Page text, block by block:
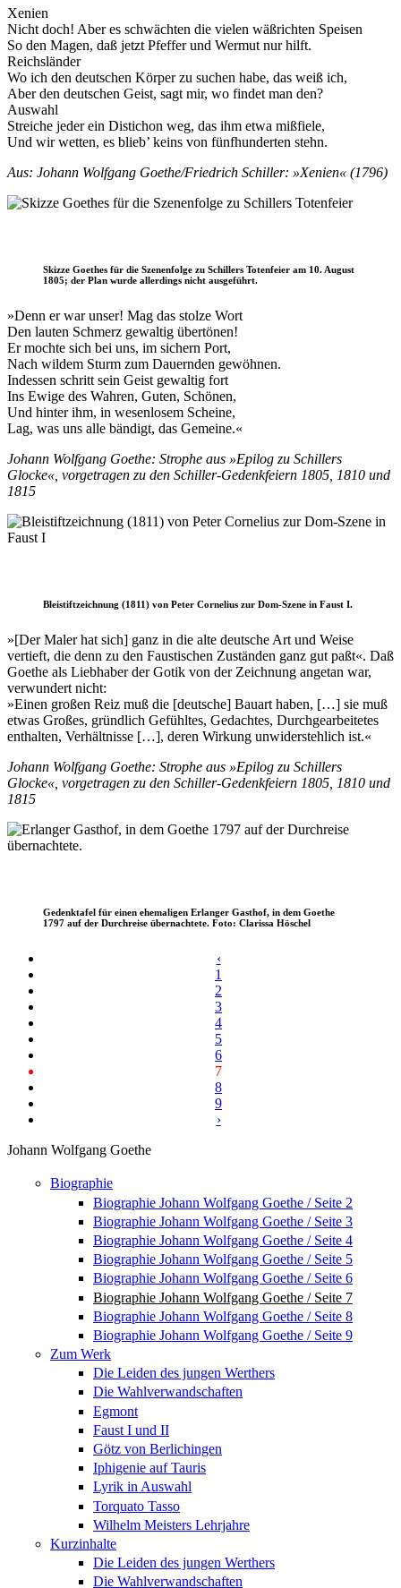
Xenien
Nicht doch! Aber es schwächten die vielen wäßrichten Speisen
So den Magen, daß jetzt Pfeffer und Wermut nur hilft.
Reichsländer
Wo ich den deutschen Körper zu suchen habe, das weiß ich,
Aber den deutschen Geist, sagt mir, wo findet man den?
Auswahl
Streiche jeder ein Distichon weg, das ihm etwa mißfiele,
Und wir wetten, es blieb’ keins von fünfhunderten stehn.
Aus: Johann Wolfgang Goethe/Friedrich Schiller: »Xenien« (1796)
Skizze Goethes für die Szenenfolge zu Schillers Totenfeier am 10. August
1805; der Plan wurde allerdings nicht ausgeführt.
»Denn er war unser! Mag das stolze Wort
Den lauten Schmerz gewaltig übertönen!
Er mochte sich bei uns, im sichern Port,
Nach wildem Sturm zum Dauernden gewöhnen.
Indessen schritt sein Geist gewaltig fort
Ins Ewige des Wahren, Guten, Schönen,
Und hinter ihm, in wesenlosem Scheine,
Lag, was uns alle bändigt, das Gemeine.«
Johann Wolfgang Goethe: Strophe aus »Epilog zu Schillers
Glocke«, vorgetragen zu den Schiller-Gedenkfeiern 1805, 1810 und
1815
Bleistiftzeichnung (1811) von Peter Cornelius zur Dom-Szene in Faust I.
»[Der Maler hat sich] ganz in die alte deutsche Art und Weise
vertieft, die denn zu den Faustischen Zuständen ganz gut paßt«. Daß
Goethe als Liebhaber der Gotik von der Zeichnung angetan war,
verwundert nicht:
»Einen großen Reiz muß die [deutsche] Bauart haben, […] sie muß
etwas Großes, gründlich Gefühltes, Gedachtes, Durchgearbeitetes
enthalten, Verhältnisse […], deren Wirkung unwiderstehlich ist.«
Johann Wolfgang Goethe: Strophe aus »Epilog zu Schillers
Glocke«, vorgetragen zu den Schiller-Gedenkfeiern 1805, 1810 und
1815
Gedenktafel für einen ehemaligen Erlanger Gasthof, in dem Goethe
1797 auf der Durchreise übernachtete. Foto: Clarissa Höschel
‹
1
2
3
4
5
6
7
8
9
›
Johann Wolfgang Goethe
Biographie
Biographie Johann Wolfgang Goethe / Seite 2
Biographie Johann Wolfgang Goethe / Seite 3
Biographie Johann Wolfgang Goethe / Seite 4
Biographie Johann Wolfgang Goethe / Seite 5
Biographie Johann Wolfgang Goethe / Seite 6
Biographie Johann Wolfgang Goethe / Seite 7
Biographie Johann Wolfgang Goethe / Seite 8
Biographie Johann Wolfgang Goethe / Seite 9
Zum Werk
Die Leiden des jungen Werthers
Die Wahlverwandschaften
Egmont
Faust I und II
Götz von Berlichingen
Iphigenie auf Tauris
Lyrik in Auswahl
Torquato Tasso
Wilhelm Meisters Lehrjahre
Kurzinhalte
Die Leiden des jungen Werthers
Die Wahlverwandschaften